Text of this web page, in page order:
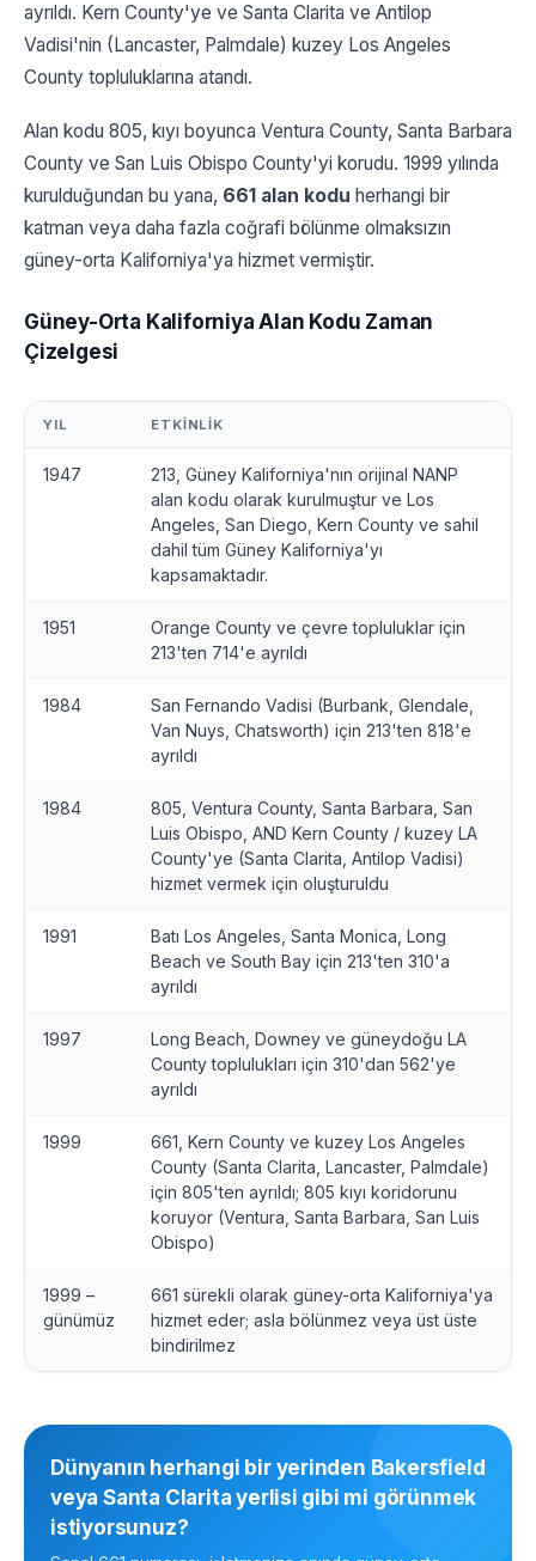
ayrıldı. Kern County'ye ve Santa Clarita ve Antilop
Vadisi'nin (Lancaster, Palmdale) kuzey Los Angeles
County topluluklarına atandı.
Alan kodu 805, kıyı boyunca Ventura County, Santa Barbara
County ve San Luis Obispo County'yi korudu. 1999 yılında
kurulduğundan bu yana, 661 alan kodu herhangi bir
katman veya daha fazla coğrafi bölünme olmaksızın
güney-orta Kaliforniya'ya hizmet vermiştir.
Güney-Orta Kaliforniya Alan Kodu Zaman
Çizelgesi
YIL ETKINLIK
1947
213, Güney Kaliforniya'nın orijinal NANP
alan kodu olarak kurulmuştur ve Los
Angeles, San Diego, Kern County ve sahil
dahil tüm Güney Kaliforniya'yı
kapsamaktadır.
1951
Orange County ve çevre topluluklar için
213'ten 714'e ayrıldı
1984
San Fernando Vadisi (Burbank, Glendale,
Van Nuys, Chatsworth) için 213'ten 818'e
ayrıldı
1984
805, Ventura County, Santa Barbara, San
Luis Obispo, AND Kern County / kuzey LA
County'ye (Santa Clarita, Antilop Vadisi)
hizmet vermek için oluşturuldu
1991
Batı Los Angeles, Santa Monica, Long
Beach ve South Bay için 213'ten 310'a
ayrıldı
1997
Long Beach, Downey ve güneydoğu LA
County toplulukları için 310'dan 562'ye
ayrıldı
1999
661, Kern County ve kuzey Los Angeles
County (Santa Clarita, Lancaster, Palmdale)
için 805'ten ayrıldı; 805 kıyı koridorunu
koruyor (Ventura, Santa Barbara, San Luis
Obispo)
1999 –
günümüz
661 sürekli olarak güney-orta Kaliforniya'ya
hizmet eder; asla bölünmez veya üst üste
bindirilmez
Dünyanın herhangi bir yerinden Bakersfield
veya Santa Clarita yerlisi gibi mi görünmek
istiyorsunuz?